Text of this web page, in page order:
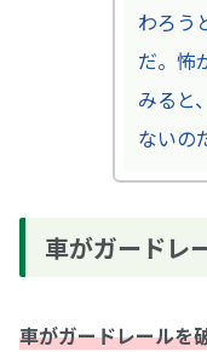
わろう
だ。怖
みると
ないの
車がガードレ
車がガードレールを